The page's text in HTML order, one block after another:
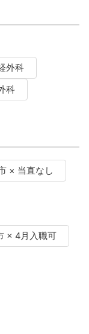
外科
科
× 当直なし
× 4月入職可